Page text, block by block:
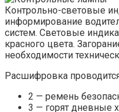
Контрольно-световые
информирование
систем. Световые
красного цвета.
необходимости
Расшифровка
2 — ремень
3 — горят дневные